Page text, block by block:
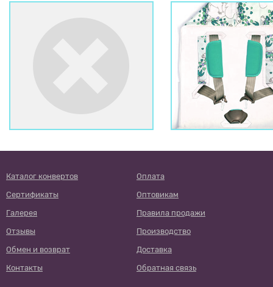
Каталог конвертов
Оплата
Сертификаты
Оптовикам
Галерея
Правила продажи
Отзывы
Производство
Обмен и возврат
Доставка
Контакты
Обратная связь